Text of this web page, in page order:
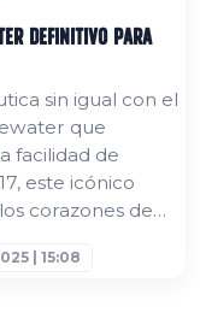
Definitivo para
sin igual con el
que
facilidad de
este icónico
corazones de
como líder en su
| 15:08